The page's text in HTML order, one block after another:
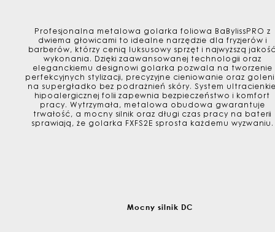
Profesjonalna metalowa golarka foliowa BaBylissPRO z
dwiema głowicami to idealne narzędzie dla fryzjerów i
barberów, którzy cenią luksusowy sprzęt i najwyższą
wykonania. Dzięki zaawansowanej technologii oraz
eleganckiemu designowi golarka pozwala na tworzenie
perfekcyjnych stylizacji, precyzyjne cieniowanie oraz
na supergładko bez podrażnień skóry. System
hipoalergicznej folii zapewnia bezpieczeństwo i komfort
pracy. Wytrzymała, metalowa obudowa gwarantuje
trwałość, a mocny silnik oraz długi czas pracy na baterii
sprawiają, że golarka FXFS2E sprosta każdemu wyzwaniu.
Mocny silnik DC